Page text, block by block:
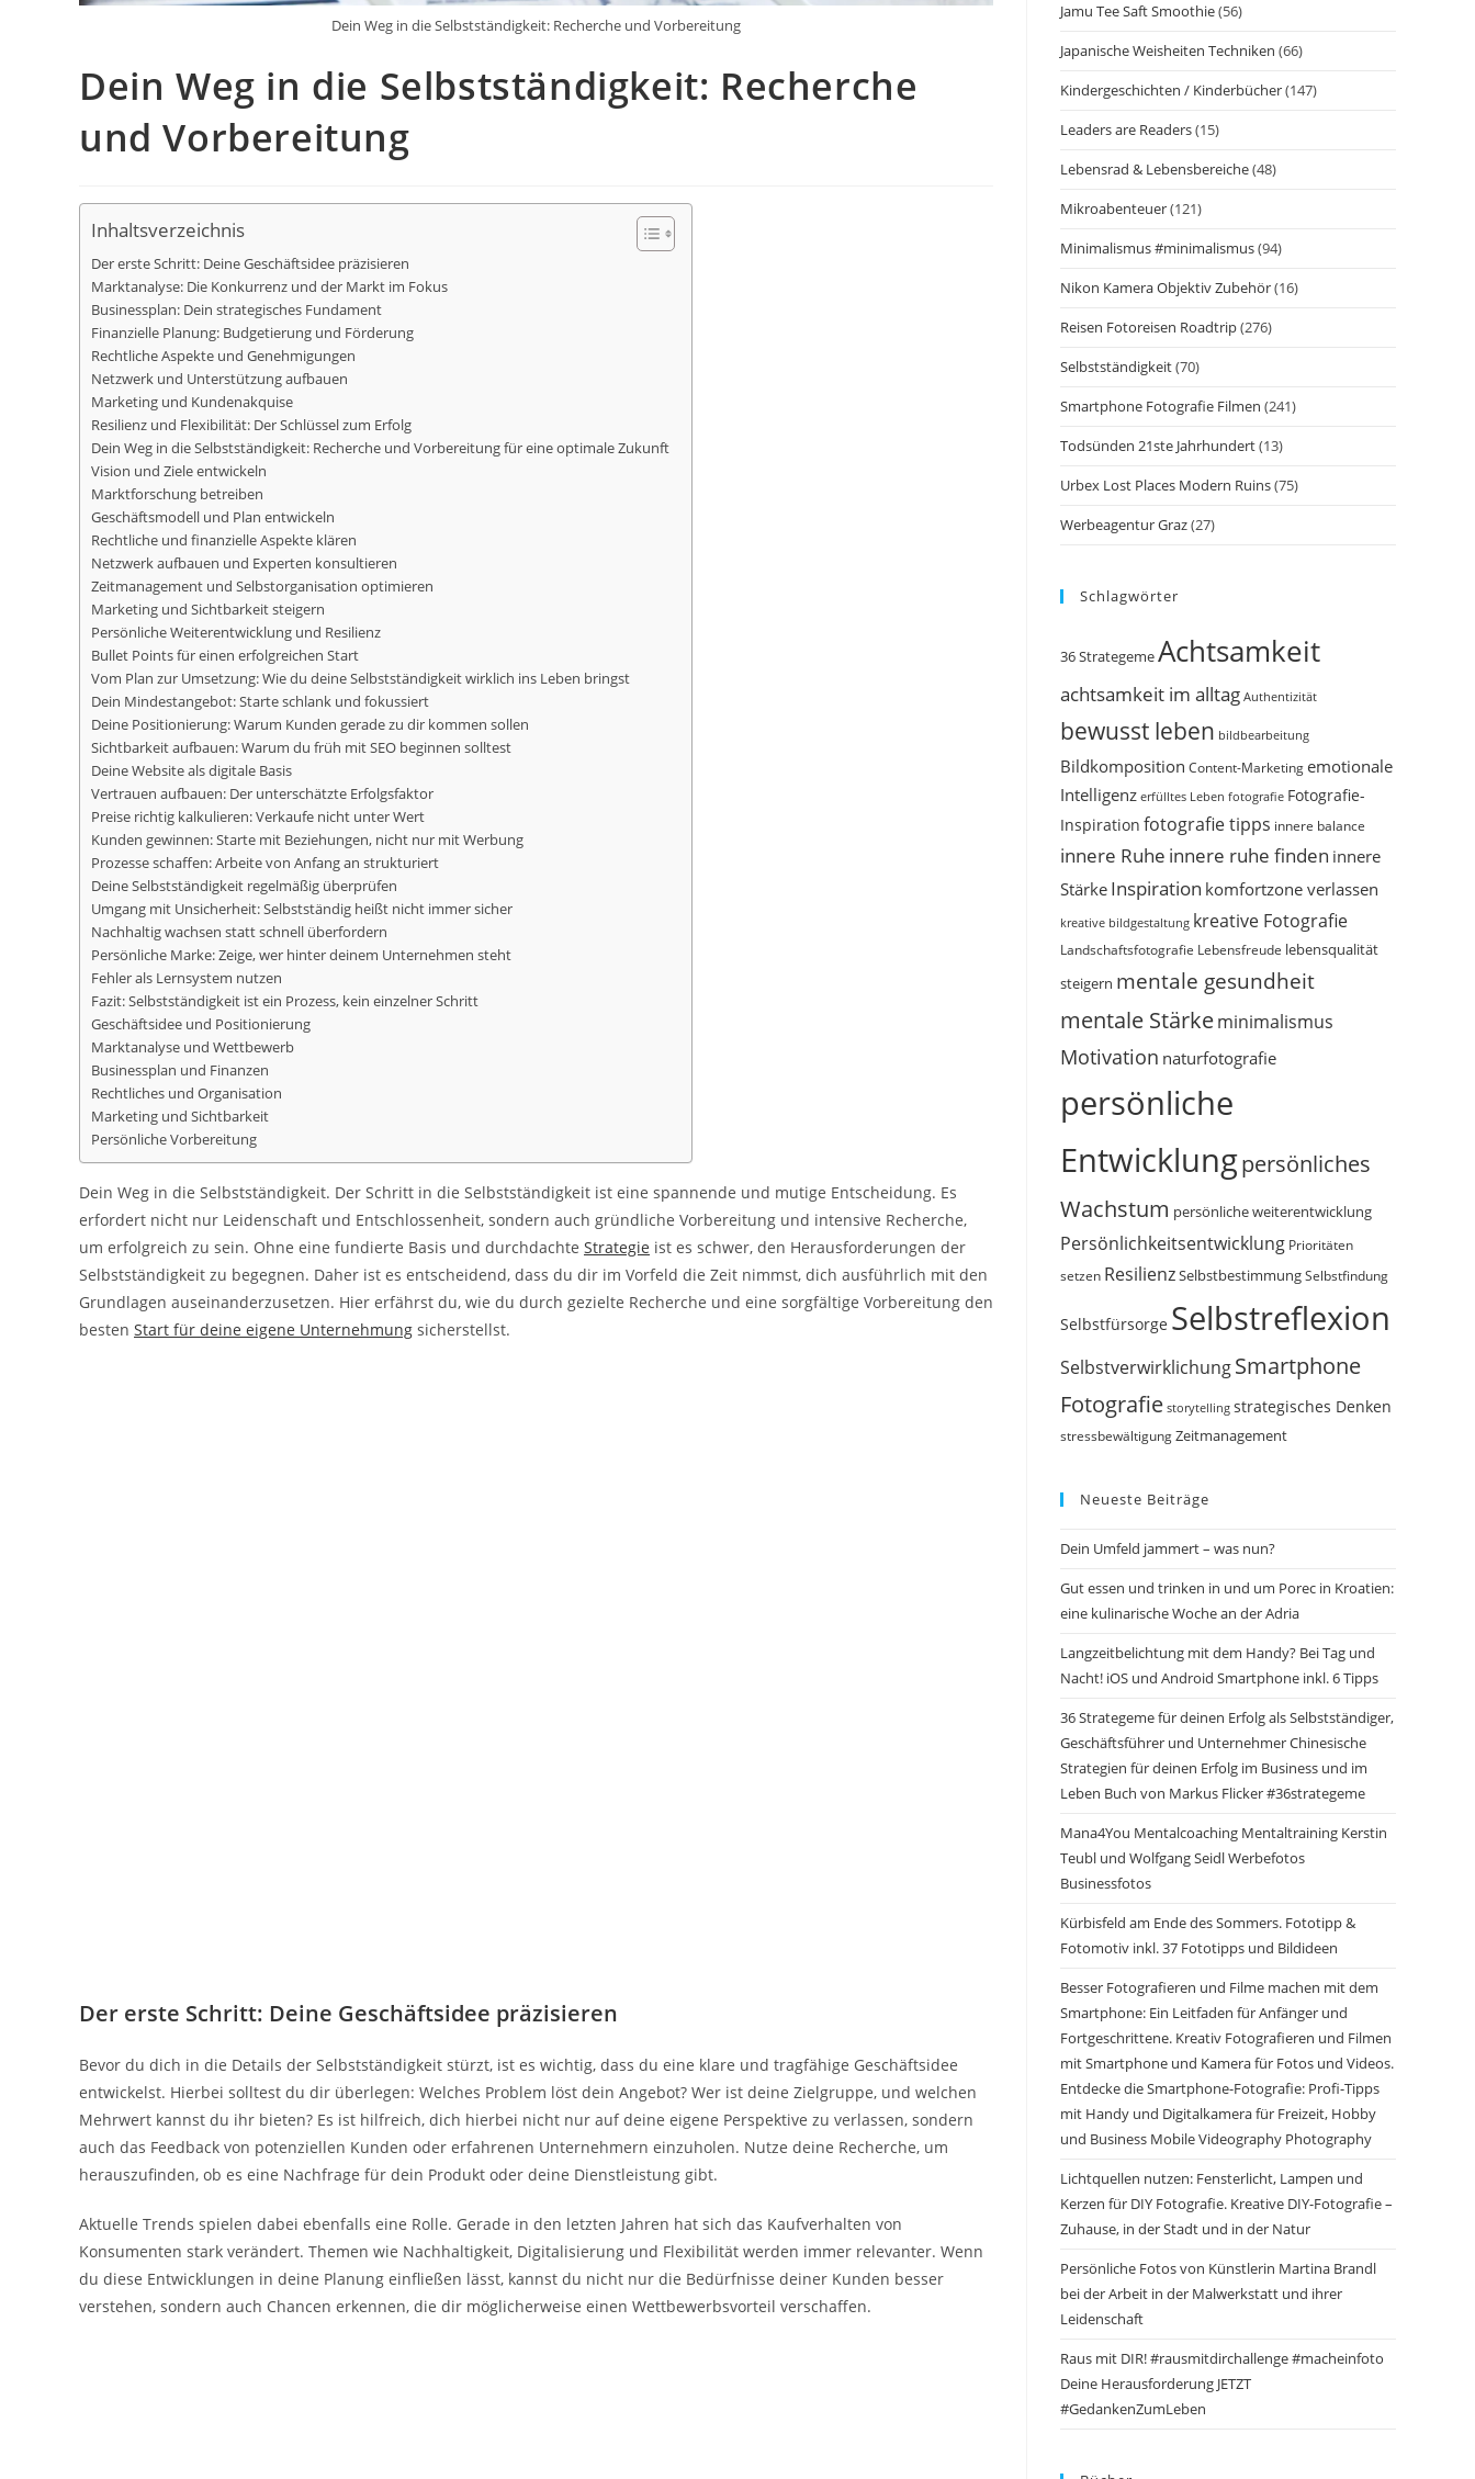
Dein Weg in die Selbstständigkeit: Recherche und Vorbereitung
Dein Weg in die Selbstständigkeit: Recherche
und Vorbereitung
Inhaltsverzeichnis
Der erste Schritt: Deine Geschäftsidee präzisieren
Marktanalyse: Die Konkurrenz und der Markt im Fokus
Businessplan: Dein strategisches Fundament
Finanzielle Planung: Budgetierung und Förderung
Rechtliche Aspekte und Genehmigungen
Netzwerk und Unterstützung aufbauen
Marketing und Kundenakquise
Resilienz und Flexibilität: Der Schlüssel zum Erfolg
Dein Weg in die Selbstständigkeit: Recherche und Vorbereitung für eine optimale Zukunft
Vision und Ziele entwickeln
Marktforschung betreiben
Geschäftsmodell und Plan entwickeln
Rechtliche und finanzielle Aspekte klären
Netzwerk aufbauen und Experten konsultieren
Zeitmanagement und Selbstorganisation optimieren
Marketing und Sichtbarkeit steigern
Persönliche Weiterentwicklung und Resilienz
Bullet Points für einen erfolgreichen Start
Vom Plan zur Umsetzung: Wie du deine Selbstständigkeit wirklich ins Leben bringst
Dein Mindestangebot: Starte schlank und fokussiert
Deine Positionierung: Warum Kunden gerade zu dir kommen sollen
Sichtbarkeit aufbauen: Warum du früh mit SEO beginnen solltest
Deine Website als digitale Basis
Vertrauen aufbauen: Der unterschätzte Erfolgsfaktor
Preise richtig kalkulieren: Verkaufe nicht unter Wert
Kunden gewinnen: Starte mit Beziehungen, nicht nur mit Werbung
Prozesse schaffen: Arbeite von Anfang an strukturiert
Deine Selbstständigkeit regelmäßig überprüfen
Umgang mit Unsicherheit: Selbstständig heißt nicht immer sicher
Nachhaltig wachsen statt schnell überfordern
Persönliche Marke: Zeige, wer hinter deinem Unternehmen steht
Fehler als Lernsystem nutzen
Fazit: Selbstständigkeit ist ein Prozess, kein einzelner Schritt
Geschäftsidee und Positionierung
Marktanalyse und Wettbewerb
Businessplan und Finanzen
Rechtliches und Organisation
Marketing und Sichtbarkeit
Persönliche Vorbereitung
Dein Weg in die Selbstständigkeit. Der Schritt in die Selbstständigkeit ist eine spannende und mutige Entscheidung. Es
erfordert nicht nur Leidenschaft und Entschlossenheit, sondern auch gründliche Vorbereitung und intensive Recherche,
um erfolgreich zu sein. Ohne eine fundierte Basis und durchdachte Strategie ist es schwer, den Herausforderungen der
Selbstständigkeit zu begegnen. Daher ist es entscheidend, dass du dir im Vorfeld die Zeit nimmst, dich ausführlich mit den
Grundlagen auseinanderzusetzen. Hier erfährst du, wie du durch gezielte Recherche und eine sorgfältige Vorbereitung den
besten Start für deine eigene Unternehmung sicherstellst.
Der erste Schritt: Deine Geschäftsidee präzisieren
Bevor du dich in die Details der Selbstständigkeit stürzt, ist es wichtig, dass du eine klare und tragfähige Geschäftsidee
entwickelst. Hierbei solltest du dir überlegen: Welches Problem löst dein Angebot? Wer ist deine Zielgruppe, und welchen
Mehrwert kannst du ihr bieten? Es ist hilfreich, dich hierbei nicht nur auf deine eigene Perspektive zu verlassen, sondern
auch das Feedback von potenziellen Kunden oder erfahrenen Unternehmern einzuholen. Nutze deine Recherche, um
herauszufinden, ob es eine Nachfrage für dein Produkt oder deine Dienstleistung gibt.
Aktuelle Trends spielen dabei ebenfalls eine Rolle. Gerade in den letzten Jahren hat sich das Kaufverhalten von
Konsumenten stark verändert. Themen wie Nachhaltigkeit, Digitalisierung und Flexibilität werden immer relevanter. Wenn
du diese Entwicklungen in deine Planung einfließen lässt, kannst du nicht nur die Bedürfnisse deiner Kunden besser
verstehen, sondern auch Chancen erkennen, die dir möglicherweise einen Wettbewerbsvorteil verschaffen.
Jamu Tee Saft Smoothie(56)
Japanische Weisheiten Techniken (66)
Kindergeschichten / Kinderbücher(147)
Leaders are Readers(15)
Lebensrad & Lebensbereiche(48)
Mikroabenteuer(121)
Minimalismus #minimalismus(94)
Nikon Kamera Objektiv Zubehör(16)
Reisen Fotoreisen Roadtrip(276)
Selbstständigkeit(70)
Smartphone Fotografie Filmen (241)
Todsünden 21ste Jahrhundert(13)
Urbex Lost Places Modern Ruins(75)
Werbeagentur Graz(27)
Schlagwörter
36 StrategemeAchtsamkeit
achtsamkeit im alltag Authentizität
bewusst leben bildbearbeitung
Bildkomposition Content-Marketingemotionale
Intelligenz erfülltes Leben fotografie Fotografie-
Inspiration fotografie tipps innere balance
innere Ruhe innere ruhe finden innere
Stärke Inspiration komfortzone verlassen
kreative bildgestaltung kreative Fotografie
Landschaftsfotografie Lebensfreude lebensqualität
steigern mentale gesundheit
mentale Stärkeminimalismus
Motivation naturfotografie
persönliche
Entwicklungpersönliches
Wachstum persönliche weiterentwicklung
Persönlichkeitsentwicklung Prioritäten
setzen ResilienzSelbstbestimmungSelbstfindung
Selbstfürsorge Selbstreflexion
SelbstverwirklichungSmartphone
Fotografie storytelling strategisches Denken
stressbewältigung Zeitmanagement
Neueste Beiträge
Dein Umfeld jammert – was nun?
Gut essen und trinken in und um Porec in Kroatien:
eine kulinarische Woche an der Adria
Langzeitbelichtung mit dem Handy? Bei Tag und
Nacht! iOS und Android Smartphone inkl. 6 Tipps
36 Strategeme für deinen Erfolg als Selbstständiger,
Geschäftsführer und Unternehmer Chinesische
Strategien für deinen Erfolg im Business und im
Leben Buch von Markus Flicker #36strategeme
Mana4You Mentalcoaching Mentaltraining Kerstin
Teubl und Wolfgang Seidl Werbefotos
Businessfotos
Kürbisfeld am Ende des Sommers. Fototipp &
Fotomotiv inkl. 37 Fototipps und Bildideen
Besser Fotografieren und Filme machen mit dem
Smartphone: Ein Leitfaden für Anfänger und
Fortgeschrittene. Kreativ Fotografieren und Filmen
mit Smartphone und Kamera für Fotos und Videos.
Entdecke die Smartphone-Fotografie: Profi-Tipps
mit Handy und Digitalkamera für Freizeit, Hobby
und Business Mobile Videography Photography
Lichtquellen nutzen: Fensterlicht, Lampen und
Kerzen für DIY Fotografie. Kreative DIY-Fotografie –
Zuhause, in der Stadt und in der Natur
Persönliche Fotos von Künstlerin Martina Brandl
bei der Arbeit in der Malwerkstatt und ihrer
Leidenschaft
Raus mit DIR! #rausmitdirchallenge #macheinfoto
Deine Herausforderung JETZT
#GedankenZumLeben